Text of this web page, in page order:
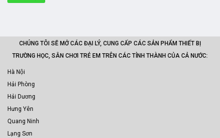
CHÚNG TÔI SẼ MỞ CÁC ĐẠI LÝ, CUNG CẤP CÁC SẢN PHẨM THIẾT BỊ
TRƯỜNG HỌC, SÂN CHƠI TRẺ EM TRÊN CÁC TỈNH THÀNH CỦA CẢ NƯỚC:
Hà Nội
Hải Phòng
Hải Dương
Hưng Yên
Quang Ninh
Lạng Sơn